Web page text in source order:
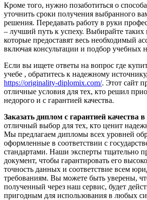
Кроме того, нужно позаботиться о
уточнить сроки получения выбранного
решения. Передавать работу в руки
– лучший путь к успеху. Выбирайте таких
которые предоставят весь необходимый
включая консультации и подбор учебных
Если вы ищете ответы на вопрос где
учебе , обратитесь к надежному
https://originality-diplomix.com/. Этот сайт
отличные условия для тех, кто решил
недорого и с гарантией качества.
Заказать диплом с гарантией качества
отличный выбор для тех, кто ценит
Мы предлагаем дипломы всех уровней
оформленные в соответствии с
стандартами. Наши эксперты тщательно
документ, чтобы гарантировать его
точность данных и соответствие всем
требованиям. Вы можете быть уверены,
полученный через наш сервис, будет
пригодным для использования в любых